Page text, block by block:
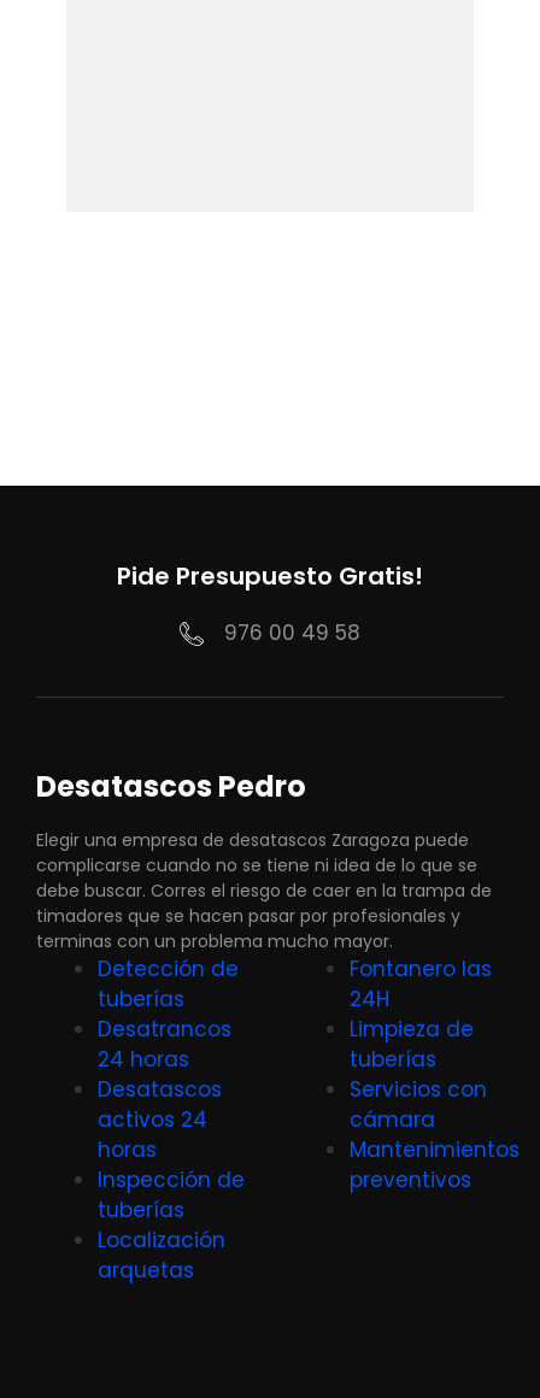
Pide Presupuesto Gratis!
976 00 49 58
Desatascos Pedro
Elegir una empresa de desatascos Zaragoza puede
complicarse cuando no se tiene ni idea de lo que se
debe buscar. Corres el riesgo de caer en la trampa de
timadores que se hacen pasar por profesionales y
terminas con un problema mucho mayor.
Detección de
tuberías
Desatrancos
24 horas
Desatascos
activos 24
horas
Inspección de
tuberías
Localización
arquetas
Fontanero las
24H
Limpieza de
tuberías
Servicios con
cámara
Mantenimientos
preventivos